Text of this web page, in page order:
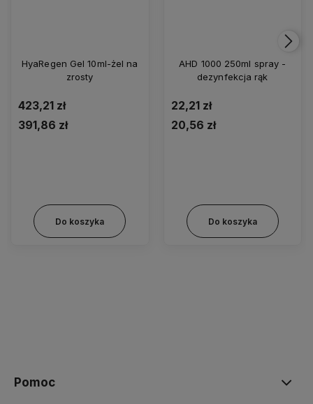
HyaRegen Gel 10ml-żel na
zrosty
423,21 zł
391,86 zł
Do koszyka
AHD 1000 250ml spray -
dezynfekcja rąk
22,21 zł
20,56 zł
Do koszyka
Pomoc